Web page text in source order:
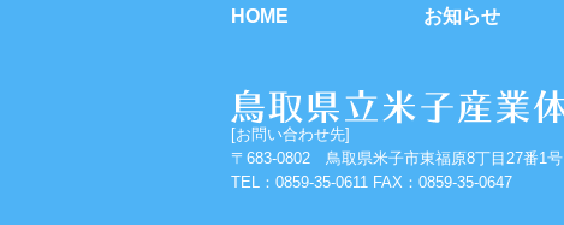
HOME お知らせ
[お問い合わせ先]
〒683-0802 鳥取県米子市東福原8丁目27番1号
TEL：0859-35-0611 FAX：0859-35-0647